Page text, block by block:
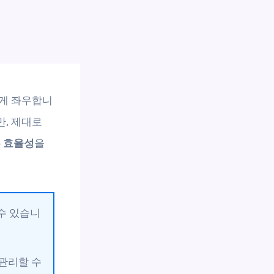
좌우합니
, 제대로
효율성을
있습니
리할 수